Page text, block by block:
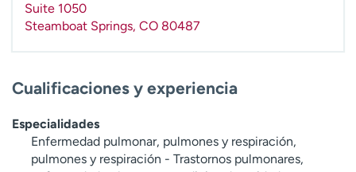
Suite 1050
Steamboat Springs, CO 80487
Cualificaciones y experiencia
Especialidades
Enfermedad pulmonar, pulmones y respiración,
pulmones y respiración - Trastornos pulmonares,